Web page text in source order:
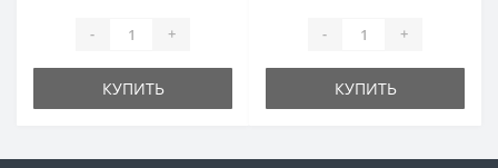
- +
КУПИТЬ
- +
КУПИТЬ